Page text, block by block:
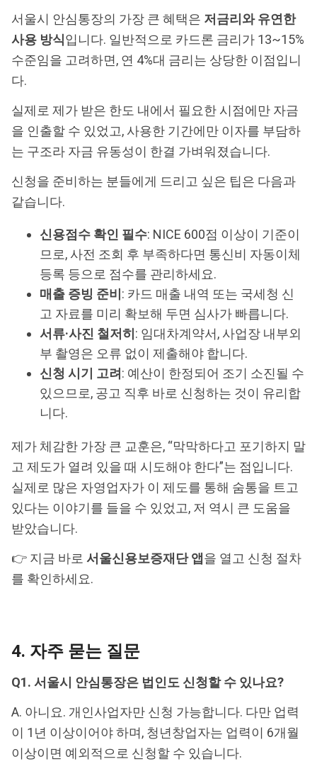
서울시 안심통장의 가장 큰 혜택은 저금리와 유연한
사용 방식입니다. 일반적으로 카드론 금리가 13~15%
수준임을 고려하면, 연 4%대 금리는 상당한 이점입니
다.
실제로 제가 받은 한도 내에서 필요한 시점에만 자금
을 인출할 수 있었고, 사용한 기간에만 이자를 부담하
는 구조라 자금 유동성이 한결 가벼워졌습니다.
신청을 준비하는 분들에게 드리고 싶은 팁은 다음과
같습니다.
신용점수 확인 필수: NICE 600점 이상이 기준이
므로, 사전 조회 후 부족하다면 통신비 자동이체
등록 등으로 점수를 관리하세요.
매출 증빙 준비 : 카드 매출 내역 또는 국세청 신
고 자료를 미리 확보해 두면 심사가 빠릅니다.
서류·사진 철저히 : 임대차계약서, 사업장 내부외
부 촬영은 오류 없이 제출해야 합니다.
신청 시기 고려 : 예산이 한정되어 조기 소진될 수
있으므로, 공고 직후 바로 신청하는 것이 유리합
니다.
제가 체감한 가장 큰 교훈은, “막막하다고 포기하지 말
고 제도가 열려 있을 때 시도해야 한다”는 점입니다.
실제로 많은 자영업자가 이 제도를 통해 숨통을 트고
있다는 이야기를 들을 수 있었고, 저 역시 큰 도움을
받았습니다.
👉 지금 바로 서울신용보증재단 앱 을 열고 신청 절차
를 확인하세요.
4. 자주 묻는 질문
Q1. 서울시 안심통장은 법인도 신청할 수 있나요?
A. 아니요. 개인사업자만 신청 가능합니다. 다만 업력
이 1년 이상이어야 하며, 청년창업자는 업력이 6개월
이상이면 예외적으로 신청할 수 있습니다.